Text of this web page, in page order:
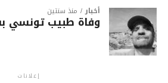
أخبار منذ سنتين
وفاة طبيب تونسي
إعلانات